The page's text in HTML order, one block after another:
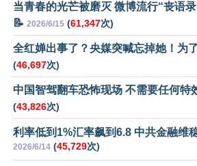
当青春的光芒被磨灭 微博流行“丧语录
📝 2026/6/15 (61,347次)
全红婵出事了？央媒突喊忘掉她！为
(46,697次)
中国智驾翻车恐怖现场 不需要任何特
(43,826次)
利率低到1%汇率飙到6.8 中共金融维
2026/6/14 (45,729次)